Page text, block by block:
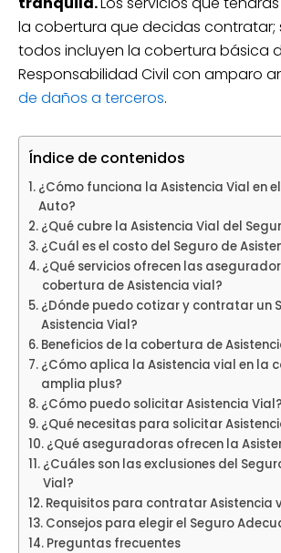
la cobertura que decidas contratar;
todos incluyen la cobertura básica
Responsabilidad Civil con amparo
de daños a terceros.
Índice de contenidos
¿Cómo funciona la Asistencia Vial en
Auto?
¿Qué cubre la Asistencia Vial del
¿Cuál es el costo del Seguro de
¿Qué servicios ofrecen las
cobertura de Asistencia vial?
¿Dónde puedo cotizar y contratar un
Asistencia Vial?
Beneficios de la cobertura de
¿Cómo aplica la Asistencia vial en la
amplia plus?
¿Cómo puedo solicitar Asistencia Vial?
¿Qué necesitas para solicitar
¿Qué aseguradoras ofrecen la
¿Cuáles son las exclusiones del
Vial?
Requisitos para contratar Asistencia
Consejos para elegir el Seguro
Preguntas frecuentes